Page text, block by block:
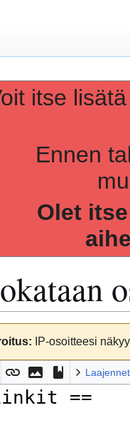
itse
Ennen
Olet
IP-osoitteesi